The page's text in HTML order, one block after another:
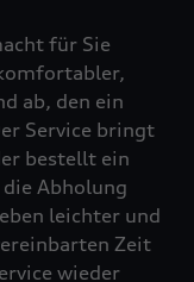
für Sie
ab, den ein
Service bringt
bestellt ein
Abholung
leichter und
Zeit
wieder